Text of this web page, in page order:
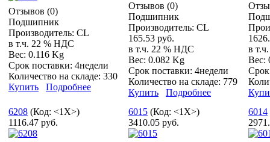
Отзывов (0)
Подшипник
Производитель: CL
в т.ч. 22 % НДС
Вес: 0.116 Kg
Срок поставки: 4недели
Количество на складе: 330
Купить
Подробнее
Отзывов (0)
Подшипник
Производитель: CL
165.53 руб.
в т.ч. 22 % НДС
Вес: 0.082 Kg
Срок поставки: 4недели
Количество на складе: 779
Купить
Подробнее
в
Вес:
6208 (Код: <1X>)
1116.47 руб.
6015 (Код: <1X>)
3410.05 руб.
6014